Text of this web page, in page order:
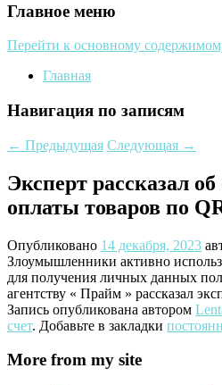
Главное меню
Перейти к основному
Главная
Навигация по записям
← Предыдущая Следующая →
Эксперт рассказал
оплаты товаров по
Опубликовано 14 декабря, 2023
Злоумышленники активно
для получения личных данных
агентству « Прайм » рассказал
Запись опубликована автором
счет. Добавьте в закладки
More from my site